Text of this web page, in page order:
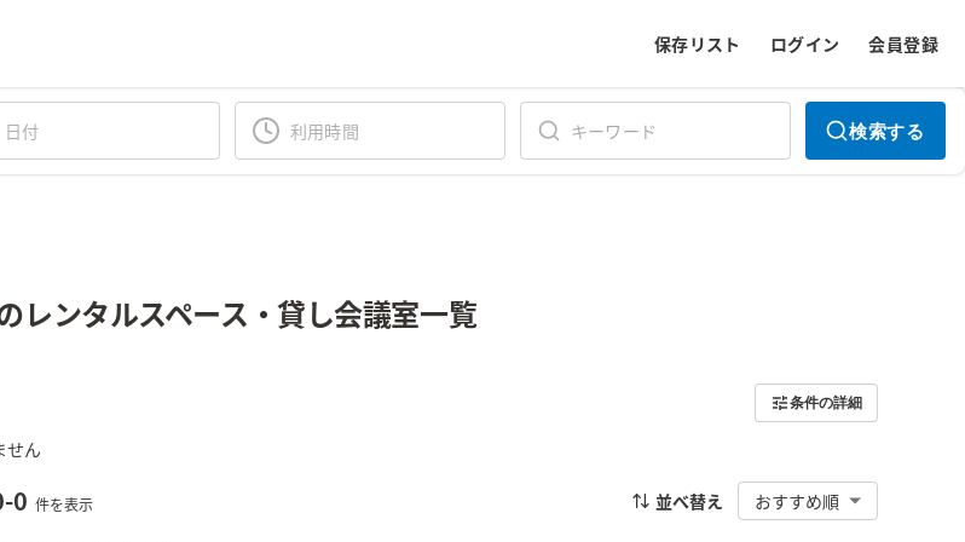
保存リスト ログイン 会員登録
検索する
レンタルスペース・貸し会議室一覧
条件の詳細
せん
-0 件を表示 並べ替え おすすめ順